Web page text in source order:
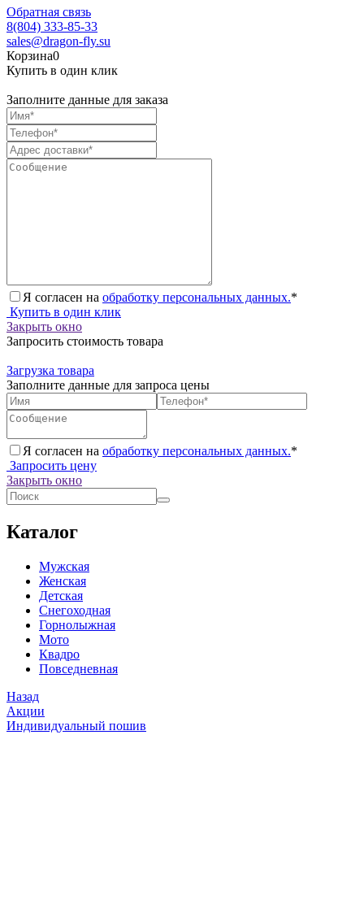
Обратная связь
8(804) 333-85-33
sales@dragon-fly.su
Корзина0
Купить в один клик
Заполните данные для заказа
Я согласен на обработку персональных данных.*
Купить в один клик
Закрыть окно
Запросить стоимость товара
Загрузка товара
Заполните данные для запроса цены
Я согласен на обработку персональных данных.*
Запросить цену
Закрыть окно
Каталог
Мужская
Женская
Детская
Снегоходная
Горнолыжная
Мото
Квадро
Повседневная
Назад
Акции
Индивидуальный пошив